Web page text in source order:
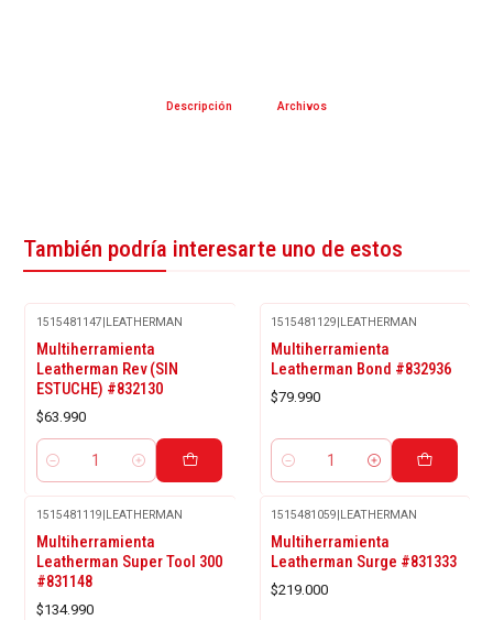
Descripción Archivos
También podría interesarte uno de estos
1515481147|LEATHERMAN
Multiherramienta
Leatherman Rev (SIN
ESTUCHE) #832130
$63.990
Cantidad
1515481129|LEATHERMAN
Multiherramienta
Leatherman Bond #832936
$79.990
Cantidad
1515481119 LEATHERMAN
Multiherramienta
Leatherman Super Tool 300
#831148
$134.990
1515481059 LEATHERMAN
Multiherramienta
Leatherman Surge #831333
$219.000